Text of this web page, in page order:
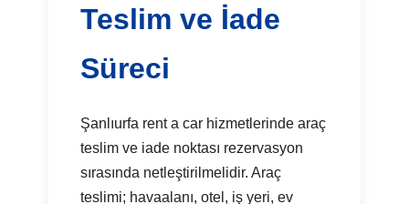
Teslim ve İade
Süreci
Şanlıurfa rent a car hizmetlerinde araç
teslim ve iade noktası rezervasyon
sırasında netleştirilmelidir. Araç
teslimi; havaalanı, otel, iş yeri, ev